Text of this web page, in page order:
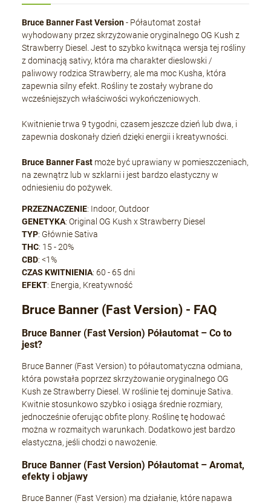
Bruce Banner Fast Version- Półautomat został
wyhodowany przez skrzyżowanie oryginalnego OG Kush z
Strawberry Diesel. Jest to szybko kwitnąca wersja tej rośliny
z dominacją sativy, która ma charakter dieslowski /
paliwowy rodzica Strawberry, ale ma moc Kusha, która
zapewnia silny efekt. Rośliny te zostały wybrane do
wcześniejszych właściwości wykończeniowych.
Kwitnienie trwa 9 tygodni, czasem jeszcze dzień lub dwa, i
zapewnia doskonały dzień dzięki energii i kreatywności.
Bruce Banner Fast może być uprawiany w pomieszczeniach,
na zewnątrz lub w szklarni i jest bardzo elastyczny w
odniesieniu do pożywek.
PRZEZNACZENIE: Indoor, Outdoor
GENETYKA: Original OG Kush x Strawberry Diesel
TYP: Głównie Sativa
THC: 15 - 20%
CBD: <1%
CZAS KWITNIENIA: 60 - 65 dni
EFEKT: Energia, Kreatywność
Bruce Banner (Fast Version) - FAQ
Bruce Banner (Fast Version) Półautomat – Co to
jest?
Bruce Banner (Fast Version) to półautomatyczna odmiana,
która powstała poprzez skrzyżowanie oryginalnego OG
Kush ze Strawberry Diesel. W roślinie tej dominuje Sativa.
Kwitnie stosunkowo szybko i osiąga średnie rozmiary,
jednocześnie oferując obfite plony. Roślinę tę hodować
można w rozmaitych warunkach. Dodatkowo jest bardzo
elastyczna, jeśli chodzi o nawożenie.
Bruce Banner (Fast Version) Półautomat – Aromat,
efekty i objawy
Bruce Banner (Fast Version) ma działanie, które napawa